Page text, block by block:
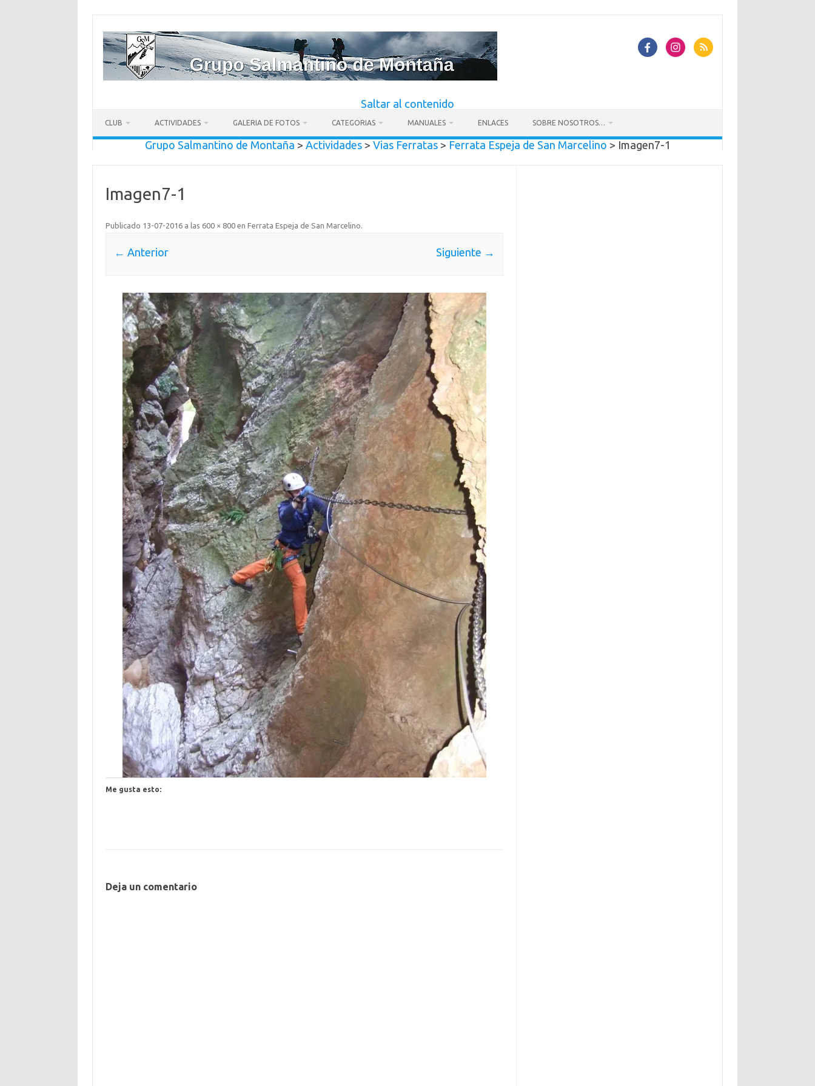
Saltar al contenido
CLUB ACTIVIDADES GALERIA DE FOTOS CATEGORIAS MANUALES ENLACES SOBRE NOSOTROS…
Grupo Salmantino de Montaña > Actividades> Vias Ferratas> Ferrata Espeja de San Marcelino > Imagen7-1
Imagen7-1
Publicado 13-07-2016a las 600 × 800en Ferrata Espeja de San Marcelino.
← Anterior Siguiente →
Me gusta esto:
Deja un comentario